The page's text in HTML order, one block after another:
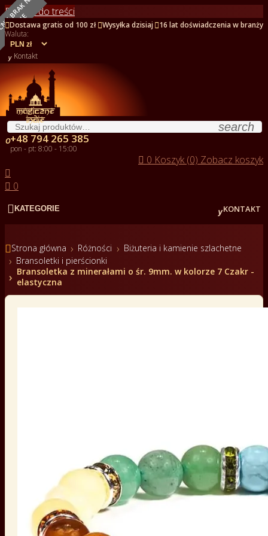
Przejdź do treści
Dostawa gratis od 100 zł Wysyłka dzisiaj 16 lat doświadczenia w branży
Waluta:
 Kontakt
search
+48 794 265 385
pon - pt: 8:00 - 15:00
 0 Koszyk (0) Zobacz koszyk

 0
 KATEGORIE KONTAKT
Strona główna Różności
Biżuteria i kamienie szlachetne
Bransoletki i pierścionki
Bransoletka z minerałami o śr. 9mm. w kolorze 7 Czakr -
elastyczna
E